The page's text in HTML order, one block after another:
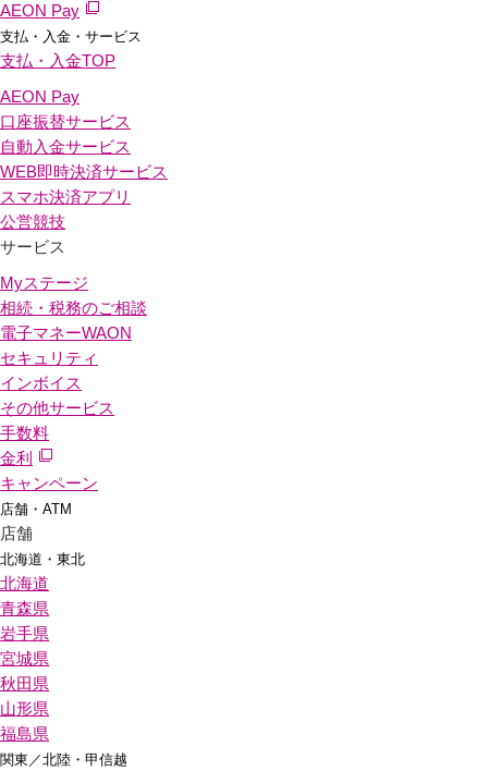
AEON Pay
支払・入金・サービス
支払・入金TOP
AEON Pay
口座振替サービス
自動入金サービス
WEB即時決済サービス
スマホ決済アプリ
公営競技
サービス
Myステージ
相続・税務のご相談
電子マネーWAON
セキュリティ
インボイス
その他サービス
手数料
金利
キャンペーン
店舗・ATM
店舗
北海道・東北
北海道
青森県
岩手県
宮城県
秋田県
山形県
福島県
関東／北陸・甲信越